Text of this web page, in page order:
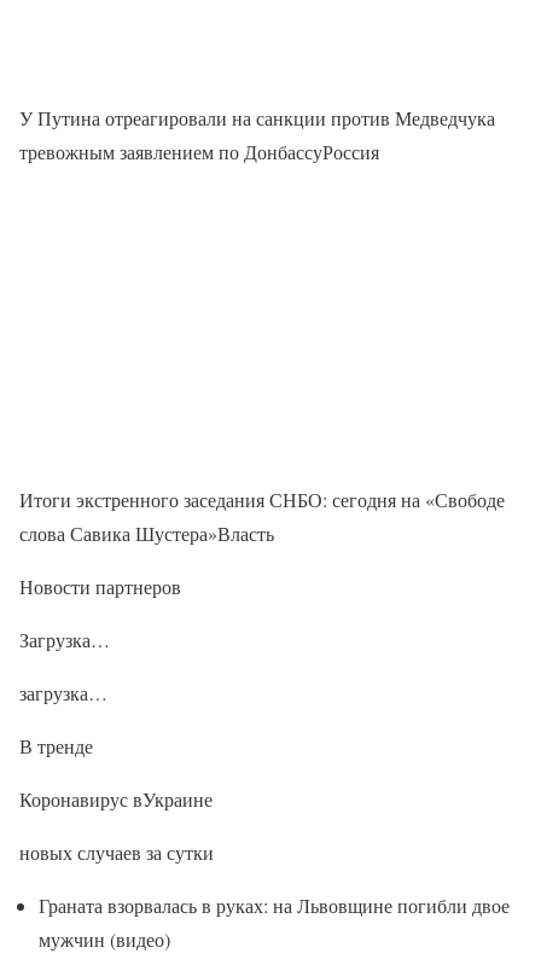
У Путина отреагировали на санкции против Медведчука
тревожным заявлением по ДонбассуРоссия
Итоги экстренного заседания СНБО: сегодня на «Свободе
слова Савика Шустера»Власть
Новости партнеров
Загрузка…
загрузка…
В тренде
Коронавирус вУкраине
новых случаев за сутки
Граната взорвалась в руках: на Львовщине погибли двое
мужчин (видео)